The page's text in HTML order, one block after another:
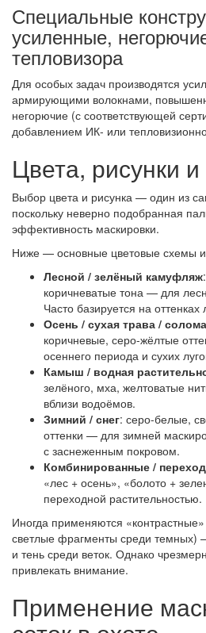
Специальные
усиленные,
тепловизора
Для особых задач производятся
армирующими волокнами,
негорючие (с соответствующей
добавлением ИК- или
Цвета, рисунки
Выбор цвета и рисунка — один из
поскольку неверно подобранная
эффективность маскировки.
Ниже — основные цветовые схемы
Лесной / зелёный камуфляж
коричневатые тона — для
Часто базируется на
Осень / сухая трава / солома
коричневые, серо-жёлтые
осеннего периода и сухих
Камыш / водная
зелёного, мха, желтоватые
вблизи водоёмов.
Зимний / снег: серо-белые,
оттенки — для зимней
с заснеженным покровом.
Комбинированные /
«лес + осень», «болото +
переходной растительностью.
Иногда применяются
светлые фрагменты среди темных)
и тень среди веток. Однако
привлекать внимание.
Применение